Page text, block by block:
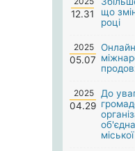
12.31
що
році
2025
05.07
2025
04.29
До